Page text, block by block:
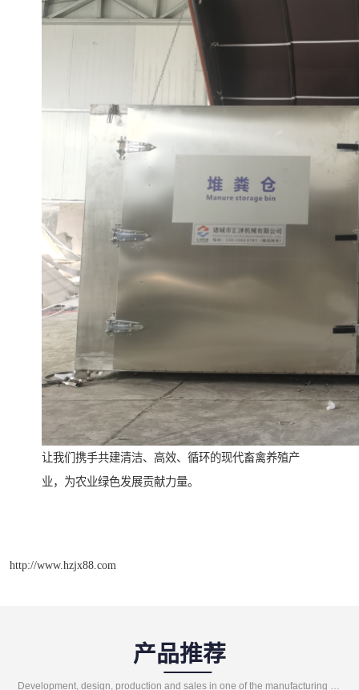
让我们携手共建清洁、高效、循环的现代畜禽养殖产
业，为农业绿色发展贡献力量。
http://www.hzjx88.com
产品推荐
Development, design, production and sales in one of the manufacturing enterprises